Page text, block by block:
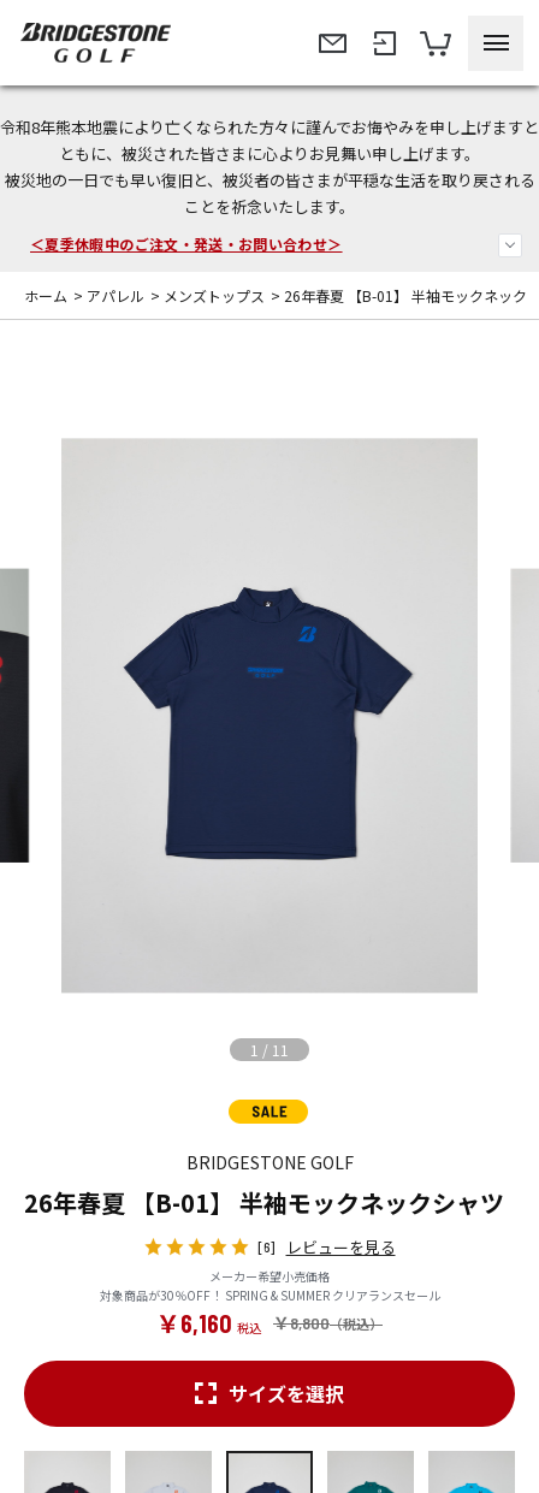
令和8年熊本地震により亡くなられた方々に謹んでお悔やみを申し上げますと
ともに、被災された皆さまに心よりお見舞い申し上げます。
被災地の一日でも早い復旧と、被災者の皆さまが平穏な生活を取り戻される
ことを祈念いたします。
今なら新規会員登録で1,000円OFFクーポンプレゼント！
＜商品配送に関するお知らせ＞
＜夏季休暇中のご注文・発送・お問い合わせ＞
ホーム > アパレル > メンズトップス > 26年春夏 【B-01】 半袖モックネック
1 / 11
BRIDGESTONE GOLF
26年春夏 【B-01】 半袖モックネックシャツ
[6] レビューを見る
メーカー希望小売価格
対象商品が30％OFF！ SPRING & SUMMER クリアランスセール
￥8,800
￥6,160
サイズを選択